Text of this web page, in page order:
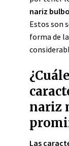
nariz
Estos son
forma de
nariz
Las